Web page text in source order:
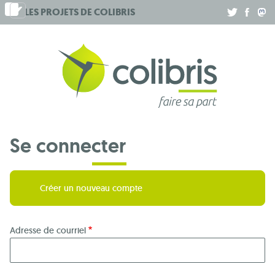
Aller
au
LES PROJETS DECOLIBRIS
Se connecter
Créer un nouveau compte
Adresse de courriel